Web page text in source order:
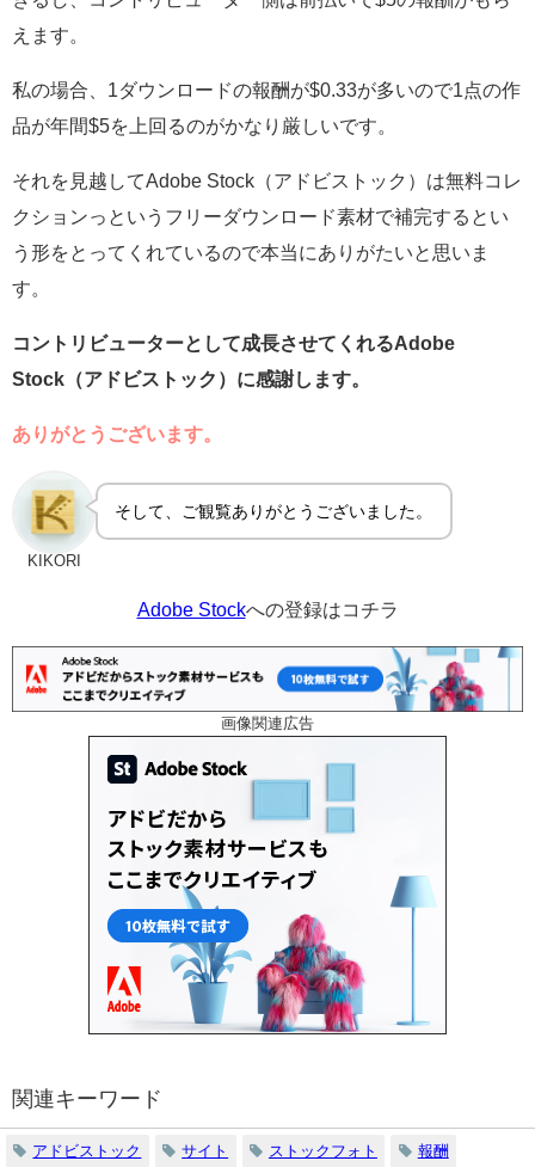
えます。
私の場合、1ダウンロードの報酬が$0.33が多いので1点の作
品が年間$5を上回るのがかなり厳しいです。
それを見越してAdobe Stock（アドビストック）は無料コレ
クションっというフリーダウンロード素材で補完するとい
う形をとってくれているので本当にありがたいと思いま
す。
コントリビューターとして成長させてくれるAdobe
Stock（アドビストック）に感謝します。
ありがとうございます。
KIKORI
そして、ご観覧ありがとうございました。
Adobe Stockへの登録はコチラ
画像関連広告
関連キーワード
アドビストック サイト ストックフォト 報酬